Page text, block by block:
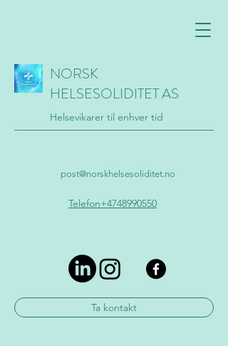
NORSK
HELSESOLIDITET AS
Helsevikarer til enhver tid
Ta kontakt
post@norskhelsesoliditet.no
Telefon+4748990550